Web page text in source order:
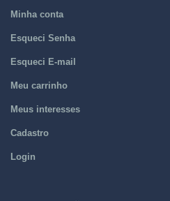
Minha conta
Esqueci Senha
Esqueci E-mail
Meu carrinho
Meus interesses
Cadastro
Login